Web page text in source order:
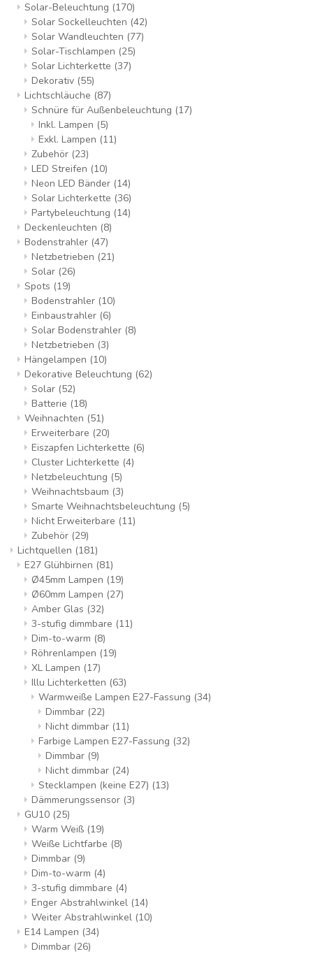
Solar-Beleuchtung (170)
Solar Sockelleuchten (42)
Solar Wandleuchten (77)
Solar-Tischlampen (25)
Solar Lichterkette (37)
Dekorativ (55)
Lichtschläuche (87)
Schnüre für Außenbeleuchtung (17)
Inkl. Lampen (5)
Exkl. Lampen (11)
Zubehör (23)
LED Streifen (10)
Neon LED Bänder (14)
Solar Lichterkette (36)
Partybeleuchtung (14)
Deckenleuchten (8)
Bodenstrahler (47)
Netzbetrieben (21)
Solar (26)
Spots (19)
Bodenstrahler (10)
Einbaustrahler (6)
Solar Bodenstrahler (8)
Netzbetrieben (3)
Hängelampen (10)
Dekorative Beleuchtung (62)
Solar (52)
Batterie (18)
Weihnachten (51)
Erweiterbare (20)
Eiszapfen Lichterkette (6)
Cluster Lichterkette (4)
Netzbeleuchtung (5)
Weihnachtsbaum (3)
Smarte Weihnachtsbeleuchtung (5)
Nicht Erweiterbare (11)
Zubehör (29)
Lichtquellen (181)
E27 Glühbirnen (81)
Ø45mm Lampen (19)
Ø60mm Lampen (27)
Amber Glas (32)
3-stufig dimmbare (11)
Dim-to-warm (8)
Röhrenlampen (19)
XL Lampen (17)
Illu Lichterketten (63)
Warmweiße Lampen E27-Fassung (34)
Dimmbar (22)
Nicht dimmbar (11)
Farbige Lampen E27-Fassung (32)
Dimmbar (9)
Nicht dimmbar (24)
Stecklampen (keine E27) (13)
Dämmerungssensor (3)
GU10 (25)
Warm Weiß (19)
Weiße Lichtfarbe (8)
Dimmbar (9)
Dim-to-warm (4)
3-stufig dimmbare (4)
Enger Abstrahlwinkel (14)
Weiter Abstrahlwinkel (10)
E14 Lampen (34)
Dimmbar (26)